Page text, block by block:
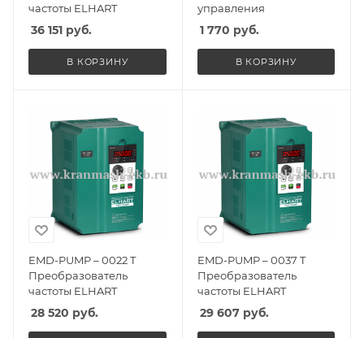
частоты ELHART
36 151 руб.
В КОРЗИНУ
управления
1 770 руб.
В КОРЗИНУ
EMD-PUMP – 0022 T
Преобразователь
частоты ELHART
28 520 руб.
EMD-PUMP – 0037 T
Преобразователь
частоты ELHART
29 607руб.